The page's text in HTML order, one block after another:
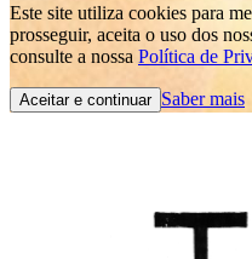
Este site utiliza cookies para
prosseguir, aceita o uso dos
consulte a nossa Política de
Aceitar e continuar Saber mais